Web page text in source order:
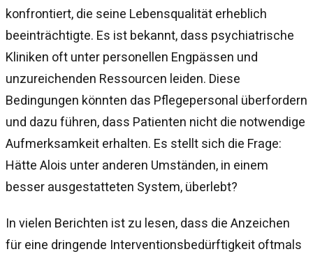
konfrontiert, die seine Lebensqualität erheblich
beeinträchtigte. Es ist bekannt, dass psychiatrische
Kliniken oft unter personellen Engpässen und
unzureichenden Ressourcen leiden. Diese
Bedingungen könnten das Pflegepersonal überfordern
und dazu führen, dass Patienten nicht die notwendige
Aufmerksamkeit erhalten. Es stellt sich die Frage:
Hätte Alois unter anderen Umständen, in einem
besser ausgestatteten System, überlebt?
In vielen Berichten ist zu lesen, dass die Anzeichen
für eine dringende Interventionsbedürftigkeit oftmals